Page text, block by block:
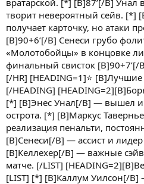
вратарской. [*] [B]87’[/B]
творит невероятный сейв. [*]
получает карточку, но атаки
[B]90+6’[/B] Сенеси грубо
«Молотобойцы» в концовке
финальный свисток [B]90+7’[/
[/HR] [HEADING=1]⭐
[/HEADING]
[*] [B]Энес Унал[/B] — вышел и
острота. [*] [B]Маркус
реализация пенальти,
[B]Сенеси[/B] — ассист и
[B]Келлехер[/B] — важные
матче. [/LIST]
[LIST] [*] [B]Каллум Уилсон[/B]